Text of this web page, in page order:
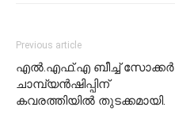
Previous article
എൽ.എഫ്.എ ബീച്ച് സോക്കർ
ചാമ്പ്യൻഷിപ്പിന്
കവരത്തിയിൽ തുടക്കമായി.